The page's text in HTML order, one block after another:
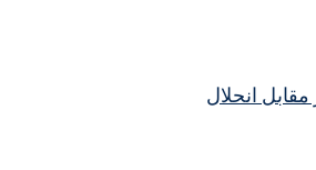
انحلال